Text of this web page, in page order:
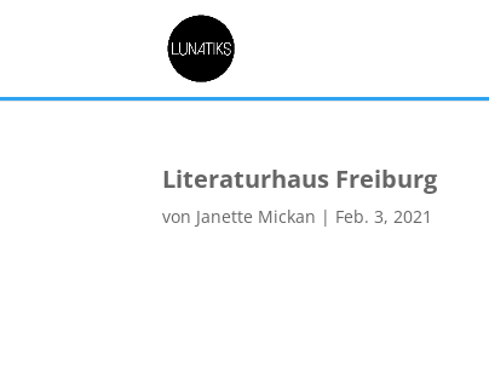
Literaturhaus Freiburg
von Janette Mickan | Feb. 3, 2021